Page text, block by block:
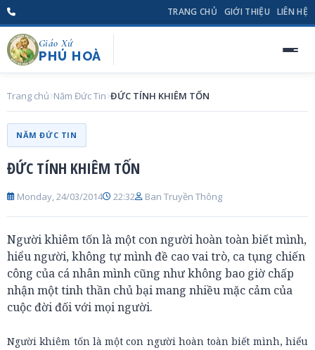
TRANG CHỦ GIỚI THIỆU LIÊN HỆ
Giáo Xứ
PHÚ HOÀ
Trang chủ Năm Đức Tin ĐỨC TÍNH KHIÊM TỐN
NĂM ĐỨC TIN
ĐỨC TÍNH KHIÊM TỐN
Monday, 24/03/2014 22:32 Ban Truyền Thông
Người khiêm tốn là một con người hoàn toàn biết mình,
hiểu người, không tự mình đề cao vai trò, ca tụng chiến
công của cá nhân mình cũng như không bao giờ chấp
nhận một tinh thần chủ bại mang nhiều mặc cảm của
cuộc đời đối với mọi người.
Người khiêm tốn là một con người hoàn toàn biết mình, hiểu